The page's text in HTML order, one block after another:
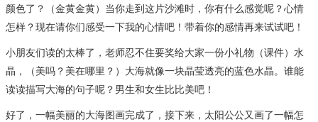
颜色了？（金黄金黄）当你走到这片沙滩时，你有什么感觉呢？心情
怎样？现在请你们感受一下我的心情吧！带着你的感情再来试试吧！
小朋友们读的太棒了，老师忍不住要奖给大家一份小礼物（课件）水
晶，（美吗？美在哪里？）大海就像一块晶莹透亮的蓝色水晶。谁能
读读描写大海的句子呢？男生和女生比比美吧！
好了，一幅美丽的大海图画完成了，接下来，太阳公公又画了一幅怎